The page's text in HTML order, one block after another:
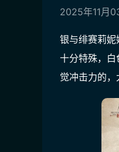
2025年11月
银与绯赛莉
十分特殊，
觉冲击力的，